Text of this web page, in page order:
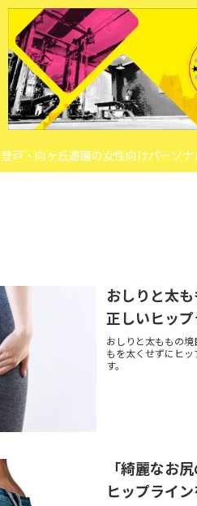
登戸・向ヶ丘遊園の女性向けパーソ
おしりと太
正しいヒッ
おしりと太ももの
もを太くせずにヒ
す。
「綺麗なお
ヒップライ